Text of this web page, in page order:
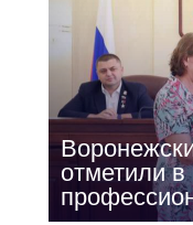
отметили